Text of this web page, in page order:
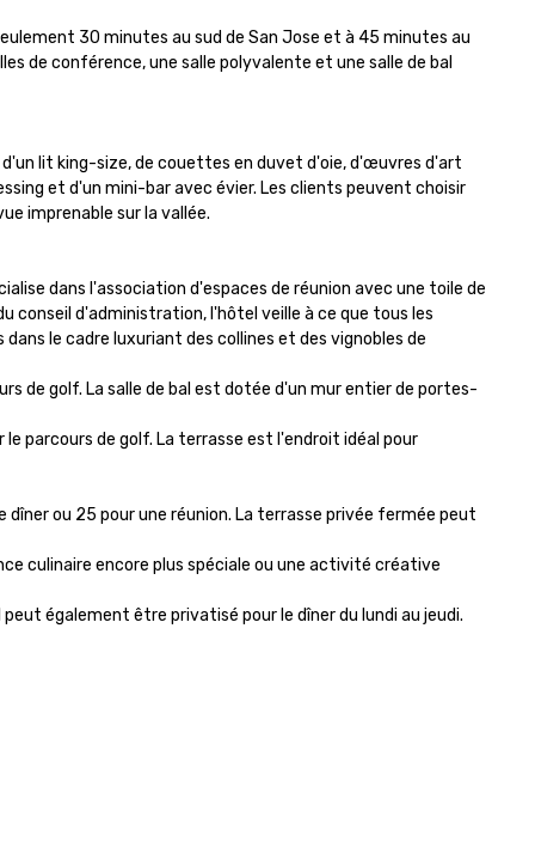
30 minutes au sud de San Jose et à 45 minutes au
de conférence, une salle polyvalente et une salle de bal
lit king-size, de couettes en duvet d'oie, d'œuvres d'art
et d'un mini-bar avec évier. Les clients peuvent choisir
imprenable sur la vallée.
dans l'association d'espaces de réunion avec une toile de
conseil d'administration, l'hôtel veille à ce que tous les
le cadre luxuriant des collines et des vignobles de
de golf. La salle de bal est dotée d'un mur entier de portes-
parcours de golf. La terrasse est l'endroit idéal pour
ou 25 pour une réunion. La terrasse privée fermée peut
culinaire encore plus spéciale ou une activité créative
également être privatisé pour le dîner du lundi au jeudi.